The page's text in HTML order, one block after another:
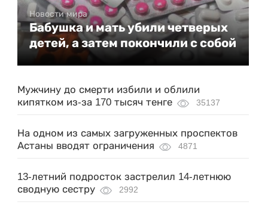
Новости мира
Бабушка и мать убили четверых
детей, а затем покончили с собой
Мужчину до смерти избили и облили
кипятком из-за 170 тысяч тенге
35137
На одном из самых загруженных проспектов
Астаны вводят ограничения
4871
13-летний подросток застрелил 14-летнюю
сводную сестру
2992